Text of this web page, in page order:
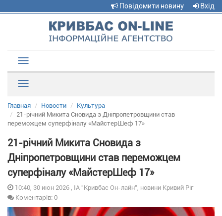
Повідомити новину Вхід
navigation
Главная Новости
Культура
21-річний Микита Сновида з Дніпропетровщини став
переможцем суперфіналу «МайстерШеф 17»
21-річний Микита Сновида з
Дніпропетровщини став переможцем
суперфіналу «МайстерШеф 17»
10:40, 30 июн 2026 , ІА "Кривбас Он-лайн", новини Кривий Ріг
Коментарів: 0